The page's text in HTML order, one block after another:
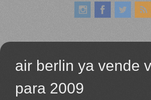
air berlin ya vende
para 2009